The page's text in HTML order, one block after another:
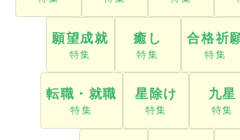
願望成就 癒し 合格祈
転職・就職 星除け 九星